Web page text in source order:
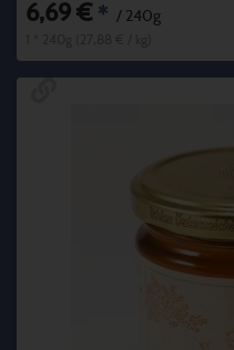
6,69 € * / 240g